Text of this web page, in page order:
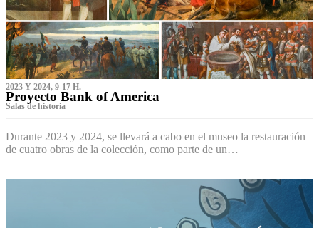
2023 Y 2024, 9-17 H.
Proyecto Bank of America
S‌alas de historia
Durante 2023 y 2024, se llevará a cabo en el museo la restauración
de cuatro obras de la colección, como parte de un…